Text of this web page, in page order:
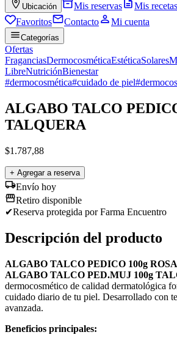
Ubicación Mis reservas
Mis recetas
Favoritos
Contacto Mi cuenta
Categorías
Ofertas
FraganciasDermocosméticaEstéticaSolares
LibreNutriciónBienestar
#dermocosmética#cuidado de piel#
ALGABO TALCO
TALQUERA
$1.787,88
+ Agregar a reserva
Envío hoy
Retiro disponible
✔Reserva protegida por Farma Encuentro
Descripción del producto
ALGABO TALCO PEDICO 100g
ALGABO TALCO PED.MUJ 100g
dermocosmético de calidad dermatológica
cuidado diario de tu piel. Desarrollado con
avanzada.
Beneficios principales: